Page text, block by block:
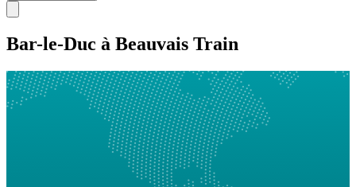
Bar-le-Duc à Beauvais Train